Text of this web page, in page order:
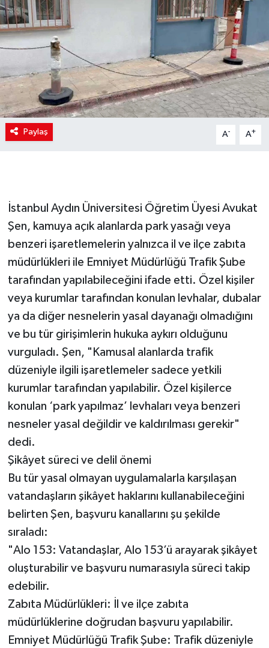
Paylaş A- A+
İstanbul Aydın Üniversitesi Öğretim Üyesi Avukat
Şen, kamuya açık alanlarda park yasağı veya
benzeri işaretlemelerin yalnızca il ve ilçe zabıta
müdürlükleri ile Emniyet Müdürlüğü Trafik Şube
tarafından yapılabileceğini ifade etti. Özel kişiler
veya kurumlar tarafından konulan levhalar, dubalar
ya da diğer nesnelerin yasal dayanağı olmadığını
ve bu tür girişimlerin hukuka aykırı olduğunu
vurguladı. Şen, "Kamusal alanlarda trafik
düzeniyle ilgili işaretlemeler sadece yetkili
kurumlar tarafından yapılabilir. Özel kişilerce
konulan ‘park yapılmaz’ levhaları veya benzeri
nesneler yasal değildir ve kaldırılması gerekir"
dedi.
Şikâyet süreci ve delil önemi
Bu tür yasal olmayan uygulamalarla karşılaşan
vatandaşların şikâyet haklarını kullanabileceğini
belirten Şen, başvuru kanallarını şu şekilde
sıraladı:
"Alo 153: Vatandaşlar, Alo 153’ü arayarak şikâyet
oluşturabilir ve başvuru numarasıyla süreci takip
edebilir.
Zabıta Müdürlükleri: İl ve ilçe zabıta
müdürlüklerine doğrudan başvuru yapılabilir.
Emniyet Müdürlüğü Trafik Şube: Trafik düzeniyle